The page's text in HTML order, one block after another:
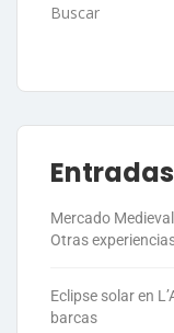
Buscar
Mercado
Otras
Eclipse solar en
barcas